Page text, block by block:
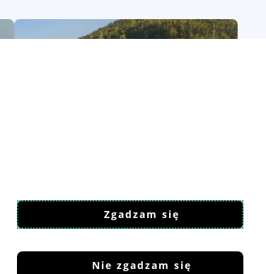
Zgadzam się
Nie zgadzam się